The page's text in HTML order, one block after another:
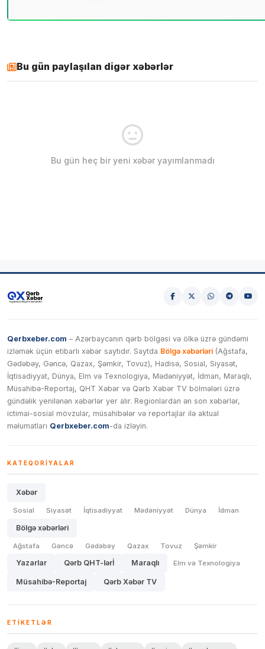
Bu gün paylaşılan digər xəbərlər
Bu gün heç bir yeni xəbər yayımlanmadı
Qerbxeber.com – Azərbaycanın qərb bölgəsi və ölkə üzrə gündəmi
izləmək üçün etibarlı xəbər saytıdır. Saytda Bölgə xəbərləri (Ağstafa,
Gədəbəy, Gəncə, Qazax, Şəmkir, Tovuz), Hadisə, Sosial, Siyasət,
İqtisadiyyat, Dünya, Elm və Texnologiya, Mədəniyyət, İdman, Maraqlı,
Müsahibə-Reportaj, QHT Xəbər və Qərb Xəbər TV bölmələri üzrə
gündəlik yenilənən xəbərlər yer alır. Regionlardan ən son xəbərlər,
ictimai-sosial mövzular, müsahibələr və reportajlar ilə aktual
məlumatları Qerbxeber.com-da izləyin.
KATEQORIYALAR
Xəbər
Sosial Siyasət İqtisadiyyat Mədəniyyət Dünya İdman
Bölgə xəbərləri
Ağstafa Gəncə Gədəbəy Qazax Tovuz Şəmkir
Yazarlar Qərb QHT-lərİ Maraqlı Elm və Texnologiya
Müsahibə-Reportaj Qərb Xəbər TV
ETIKETLƏR